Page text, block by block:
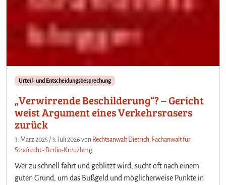
Urteil- und Entscheidungsbesprechung
„Verwirrende Beschilderung“? – Gericht
weist Argument eines Verkehrsrasers
zurück
3. März 2025 /3. Juli 2026 von Rechtsanwalt Dietrich, Fachanwalt für
Strafrecht - Berlin-Kreuzberg
Wer zu schnell fährt und geblitzt wird, sucht oft nach einem
guten Grund, um das Bußgeld und möglicherweise Punkte in